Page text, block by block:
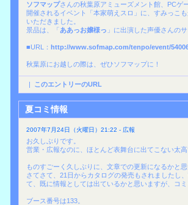
ソフマップさんの秋葉原アミューズメント館、PCゲ
開催されるイベント「本家萌えスロ」に、すみっこ
いただきました。
景品は、「ああっお嬢様っ 」に出演した声優さんの
■URL： http://www.sofmap.com/tenpo/event/
秋葉原にお越しの際は、ぜひソフマップに！
| このエントリーのURL
夏コミ情報
2007年7月24日（火曜日）21:22 - 広報
お久しぶりです。
営業・広報なのに、ほとんど表舞台に出てこない太高
ものすごーく久しぶりに、文章での更新になるかと思
さてさて、21日からカタログの発売もされましたし
て、既に情報としては出ているかと思いますが、コ
ブース番号は133。